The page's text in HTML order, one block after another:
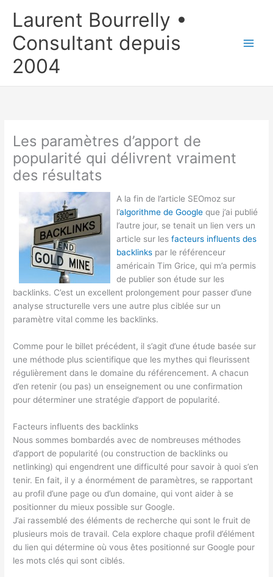
Laurent Bourrelly •
Consultant depuis
2004
Les paramètres d’apport de
popularité qui délivrent vraiment
des résultats
A la fin de l’article SEOmoz sur
l’algorithme de Google que j’ai publié
l’autre jour, se tenait un lien vers un
article sur lesfacteurs influents des
backlinks par le référenceur
américain Tim Grice, qui m’a permis
de publier son étude sur les
backlinks. C’est un excellent prolongement pour passer d’une
analyse structurelle vers une autre plus ciblée sur un
paramètre vital comme les backlinks.
Comme pour le billet précédent, il s’agit d’une étude basée sur
une méthode plus scientifique que les mythes qui fleurissent
régulièrement dans le domaine du référencement. A chacun
d’en retenir (ou pas) un enseignement ou une confirmation
pour déterminer une stratégie d’apport de popularité.
Facteurs influents des backlinks
Nous sommes bombardés avec de nombreuses méthodes
d’apport de popularité (ou construction de backlinks ou
netlinking) qui engendrent une difficulté pour savoir à quoi s’en
tenir. En fait, il y a énormément de paramètres, se rapportant
au profil d’une page ou d’un domaine, qui vont aider à se
positionner du mieux possible sur Google.
J’ai rassemblé des éléments de recherche qui sont le fruit de
plusieurs mois de travail. Cela explore chaque profil d’élément
du lien qui détermine où vous êtes positionné sur Google pour
les mots clés qui sont ciblés.